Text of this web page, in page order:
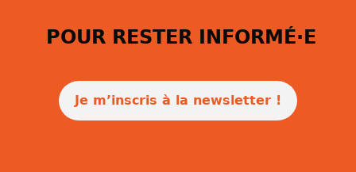
POUR RESTER INFORMÉ·E
Je m’inscris à la newsletter !